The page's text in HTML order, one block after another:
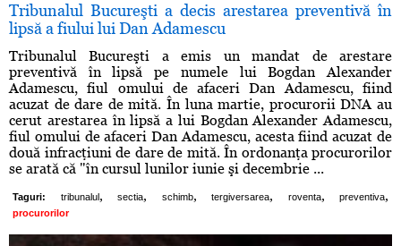
Tribunalul Bucureşti a decis arestarea preventivă în
lipsă a fiului lui Dan Adamescu
Tribunalul Bucureşti a emis un mandat de arestare
preventivă în lipsă pe numele lui Bogdan Alexander
Adamescu, fiul omului de afaceri Dan Adamescu, fiind
acuzat de dare de mită. În luna martie, procurorii DNA au
cerut arestarea în lipsă a lui Bogdan Alexander Adamescu,
fiul omului de afaceri Dan Adamescu, acesta fiind acuzat de
două infracţiuni de dare de mită. În ordonanţa procurorilor
se arată că "în cursul lunilor iunie şi decembrie ...
Taguri: tribunalul, sectia, schimb, tergiversarea, roventa, preventiva,
procurorilor